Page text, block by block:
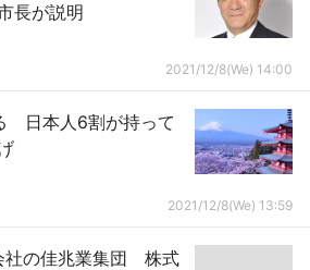
長が説明
2021/12/8(We) 14:00
日本人6割が持って
2021/12/8(We) 13:59
社の佳兆業集団 株式